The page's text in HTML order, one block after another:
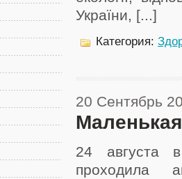
України, [...]
Категория:
20 Сентябрь
24 августа
проходила